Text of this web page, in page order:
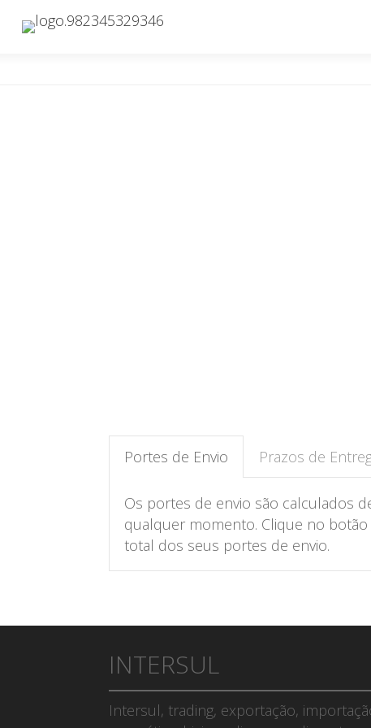
Portes de Envio Prazos de
Os portes de envio são calculados
qualquer momento. Clique no
total dos seus portes de envio.
INTERSUL
Intersul, trading, exportação,